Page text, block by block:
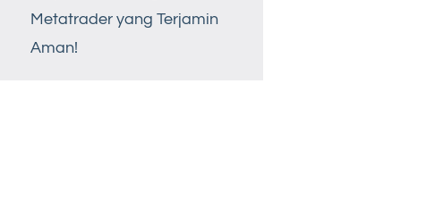
Metatrader yang Terjamin
Aman!